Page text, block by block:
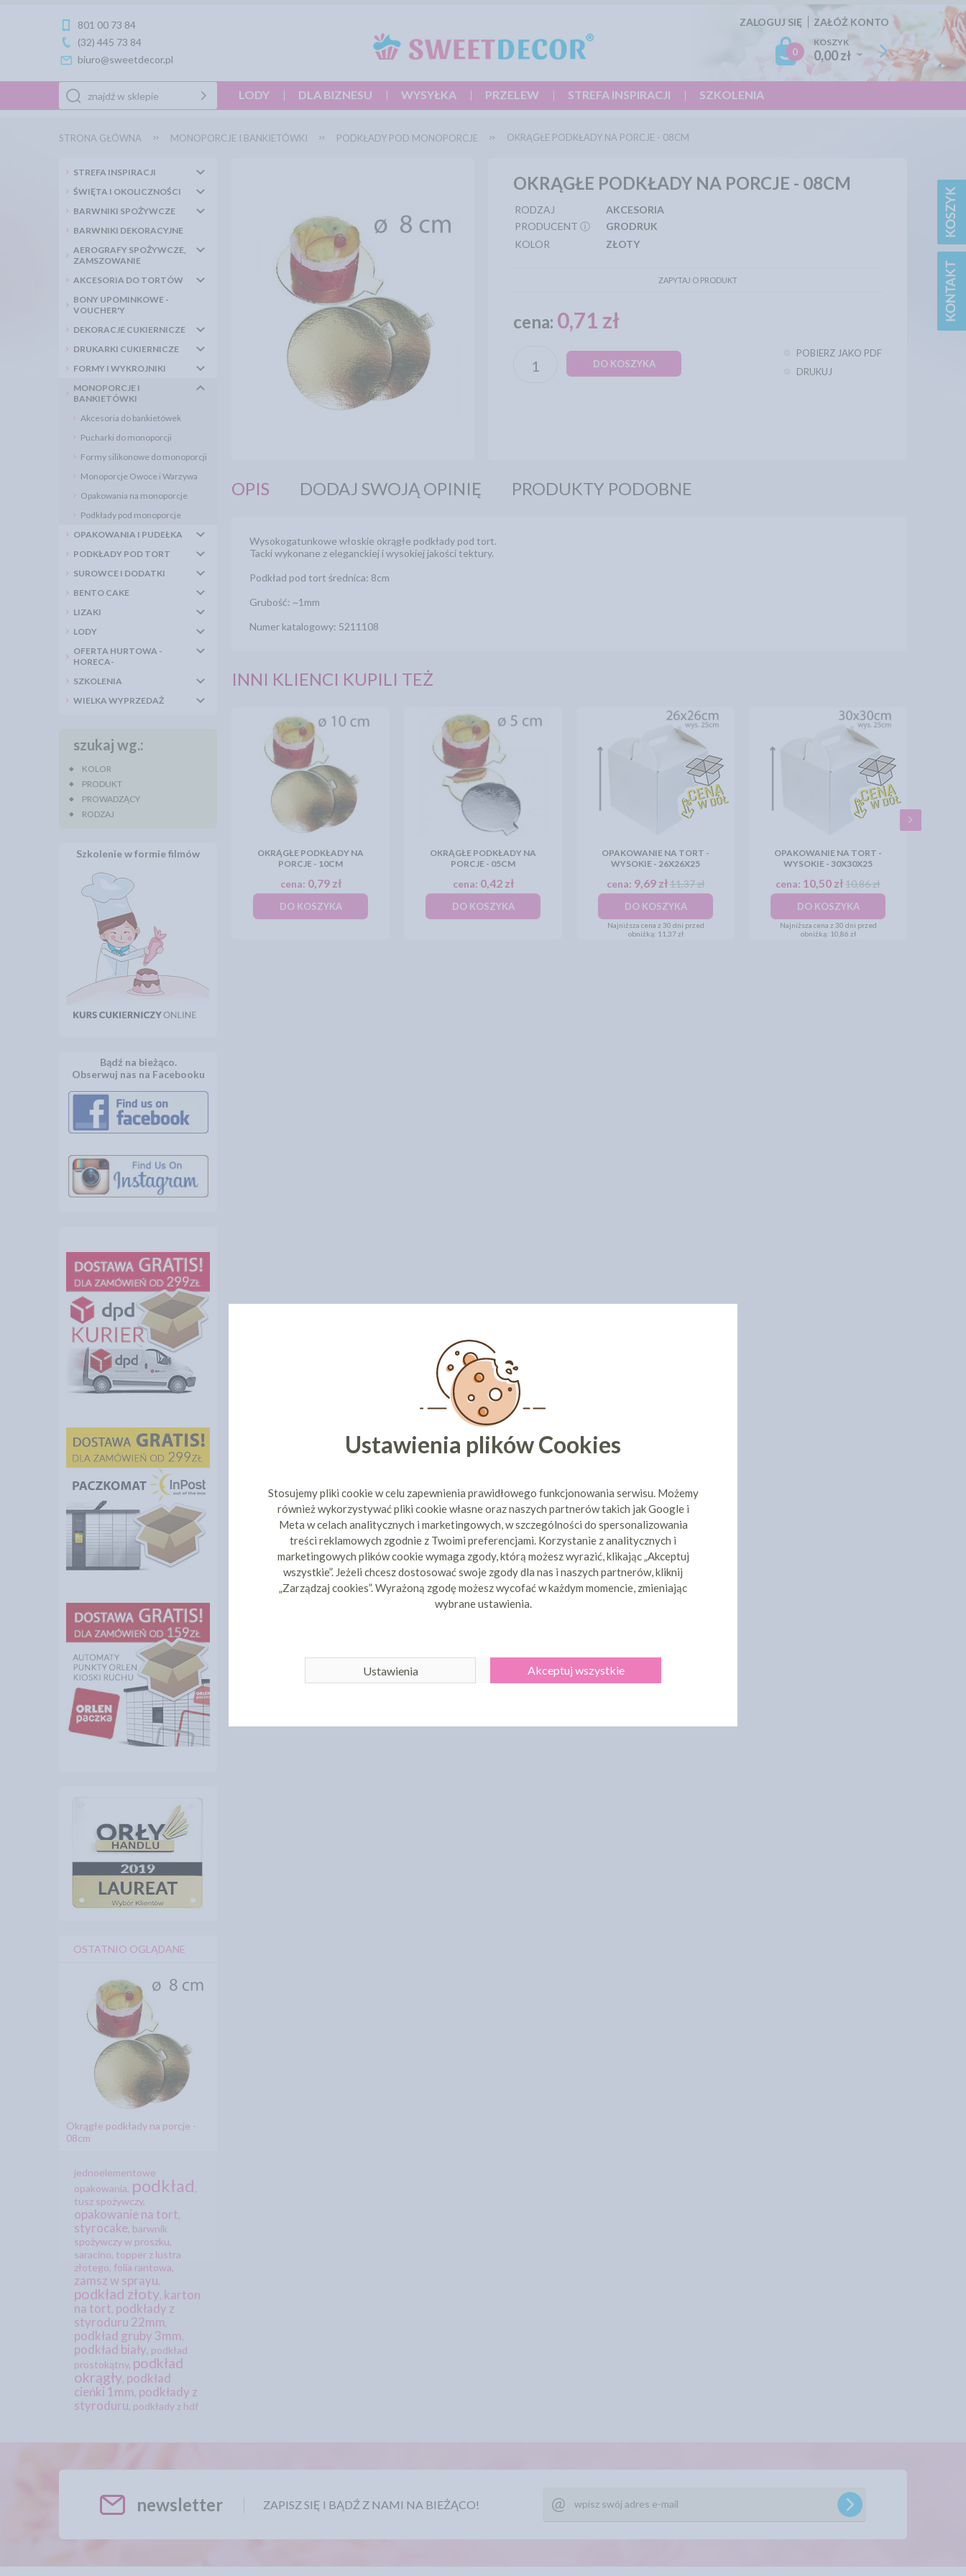
801 00 73 84
(32) 445 73 84
biuro@sweetdecor.pl
ZALOGUJ SIĘ ZAŁÓŻ KONTO
0
KOSZYK
0,00 zł
LODY DLA BIZNESU WYSYŁKA PRZELEW STREFA INSPIRACJI SZKOLENIA
STRONA GŁÓWNA MONOPORCJE I BANKIETÓWKI PODKŁADY POD MONOPORCJE OKRĄGŁE PODKŁADY NA PORCJE - 08CM
STREFA INSPIRACJI
ŚWIĘTA I OKOLICZNOŚCI
BARWNIKI SPOŻYWCZE
BARWNIKI DEKORACYJNE
AEROGRAFY SPOŻYWCZE,
ZAMSZOWANIE
AKCESORIA DO TORTÓW
BONY UPOMINKOWE -
VOUCHER'Y
DEKORACJE CUKIERNICZE
DRUKARKI CUKIERNICZE
FORMY I WYKROJNIKI
MONOPORCJE I
BANKIETÓWKI
Akcesoria do bankietówek
Pucharki do monoporcji
Formy silikonowe do monoporcji
Monoporcje Owoce i Warzywa
Opakowania na monoporcje
Podkłady pod monoporcje
OPAKOWANIA I PUDEŁKA
PODKŁADY POD TORT
SUROWCE I DODATKI
BENTO CAKE
LIZAKI
LODY
OFERTA HURTOWA -
HORECA-
SZKOLENIA
WIELKA WYPRZEDAŻ
szukaj wg.:
KOLOR
PRODUKT
PROWADZĄCY
RODZAJ
Szkolenie w formie filmów
Bądź na bieżąco.
Obserwuj nas na Facebooku
OSTATNIO OGLĄDANE
Okrągłe podkłady na porcje -
08cm
jednoelementowe
opakowania, podkład,
tusz spożywczy,
opakowanie na tort,
styrocake, barwnik
spożywczy w proszku,
saracino, topper z lustra
złotego, folia rantowa,
zamsz w sprayu,
podkład złoty, karton
na tort, podkłady z
styroduru 22mm,
podkład gruby 3mm,
podkład biały, podkład
prostokątny, podkład
okrągły, podkład
cieńki 1mm, podkłady z
styroduru, podkłady z hdf
OKRĄGŁE PODKŁADY NA PORCJE - 08CM
RODZAJ
AKCESORIA
PRODUCENT ⓘ
GRODRUK
KOLOR
ZŁOTY
ZAPYTAJ O PRODUKT
cena: 0,71 zł
DO KOSZYKA
POBIERZ JAKO PDF
DRUKUJ
OPIS DODAJ SWOJĄ OPINIĘ PRODUKTY PODOBNE
Wysokogatunkowe włoskie okrągłe podkłady pod tort.
Tacki wykonane z eleganckiej i wysokiej jakości tektury.
Podkład pod tort średnica: 8cm
Grubość: ~1mm
Numer katalogowy: 5211108
INNI KLIENCI KUPILI TEŻ
OKRĄGŁE PODKŁADY NA
PORCJE - 10CM
cena: 0,79 zł
DO KOSZYKA
OKRĄGŁE PODKŁADY NA
PORCJE - 05CM
cena: 0,42 zł
DO KOSZYKA
OPAKOWANIE NA TORT -
WYSOKIE - 26X26X25
cena: 9,69 zł 11,37 zł
DO KOSZYKA
Najniższa cena z 30 dni przed
obniżką: 11,37 zł
OPAKOWANIE NA TORT -
WYSOKIE - 30X30X25
cena: 10,50 zł10,86 zł
DO KOSZYKA
Najniższa cena z 30 dni przed
obniżką: 10,86 zł
newsletter ZAPISZ SIĘ I BĄDŹ Z NAMI NA BIEŻĄCO!
Ustawienia plików Cookies
Stosujemy pliki cookie w celu zapewnienia prawidłowego funkcjonowania serwisu. Możemy
również wykorzystywać pliki cookie własne oraz naszych partnerów takich jak Google i
Meta w celach analitycznych i marketingowych, w szczególności do spersonalizowania
treści reklamowych zgodnie z Twoimi preferencjami. Korzystanie z analitycznych i
marketingowych plików cookie wymaga zgody, którą możesz wyrazić, klikając „Akceptuj
wszystkie”. Jeżeli chcesz dostosować swoje zgody dla nas i naszych partnerów, kliknij
„Zarządzaj cookies”. Wyrażoną zgodę możesz wycofać w każdym momencie, zmieniając
wybrane ustawienia.
Ustawienia Akceptuj wszystkie